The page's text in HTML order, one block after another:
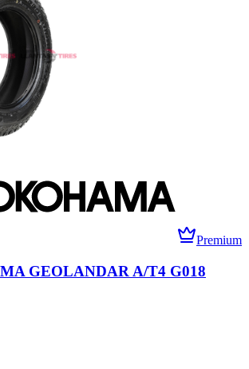
Premium
GEOLANDAR A/T4 G018